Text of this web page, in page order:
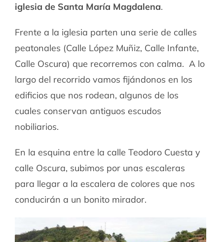
iglesia de Santa María Magdalena.
Frente a la iglesia parten una serie de calles
peatonales (Calle López Muñiz, Calle Infante,
Calle Oscura) que recorremos con calma. A lo
largo del recorrido vamos fijándonos en los
edificios que nos rodean, algunos de los
cuales conservan antiguos escudos
nobiliarios.
En la esquina entre la calle Teodoro Cuesta y
calle Oscura, subimos por unas escaleras
para llegar a la escalera de colores que nos
conducirán a un bonito mirador.